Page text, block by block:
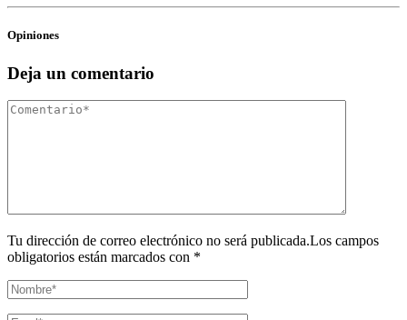
Opiniones
Deja un comentario
Tu dirección de correo electrónico no será publicada.Los campos
obligatorios están marcados con *